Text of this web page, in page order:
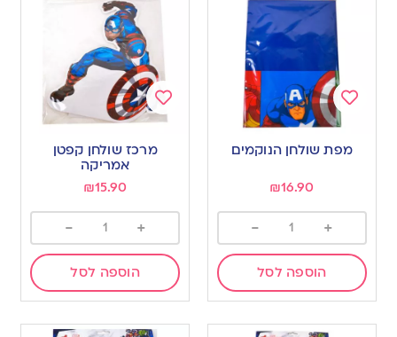
Add
מפת שולחן הנוקמים
₪16.90
+
-
הוספה לסל
Add
wishlist
מרכז שולחן קפטן
אמריקה
₪15.90
+
-
הוספה לסל